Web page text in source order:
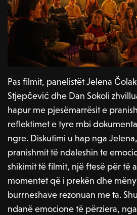
Pas filmit, panelistët Jelena
Stjepčević dhe Dan Sokoli
hapur me pjesëmarrësit e
reflektimet e tyre mbi
ngre. Diskutimi u hap nga
pranishmit të ndaleshin te
shikimit të filmit, një ftesë për të
momentet që i prekën dhe
burrneshave rezonuan me ta.
ndanë emocione të përziera,